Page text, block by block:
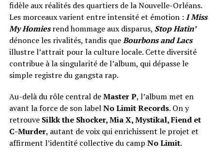
fidèle aux réalités des quartiers de la Nouvelle-Orléans.
Les morceaux varient entre intensité et émotion : I Miss
My Homiesrend hommage aux disparus, Stop Hatin’
dénonce les rivalités, tandis queBourbons and Lacs
illustre l’attrait pour la culture locale. Cette diversité
contribue à la singularité de l’album, qui dépasse le
simple registre du gangsta rap.
Au-delà du rôle central deMaster P, l’album met en
avant la force de son labelNo Limit Records. On y
retrouve Silkk the Shocker, Mia X, Mystikal, Fiend et
C-Murder, autant de voix qui enrichissent le projet et
affirment l’identité collective du camp No Limit.